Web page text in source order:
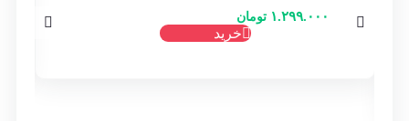
۱.۲۹۹.۰۰۰ تومان
خرید